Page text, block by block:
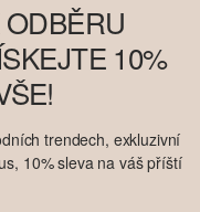
10%
trendech, exkluzivní
10% sleva na váš příští